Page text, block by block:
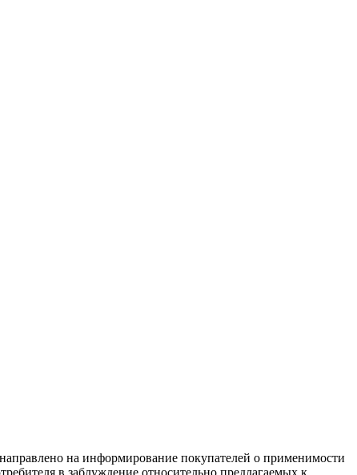
на информирование покупателей о применимости
в заблуждение относительно предлагаемых к